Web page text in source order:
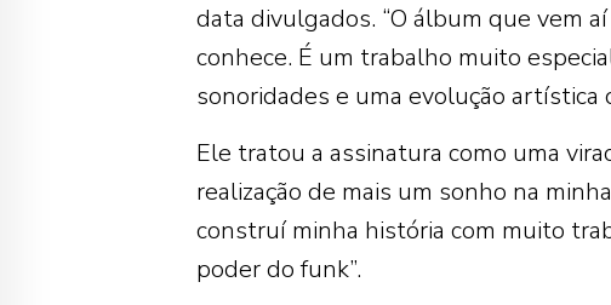
data divulgados. “O álbum que vem
conhece. É um trabalho muito
sonoridades e uma evolução
Ele tratou a assinatura como uma
realização de mais um sonho na
construí minha história com muito
poder do funk”.